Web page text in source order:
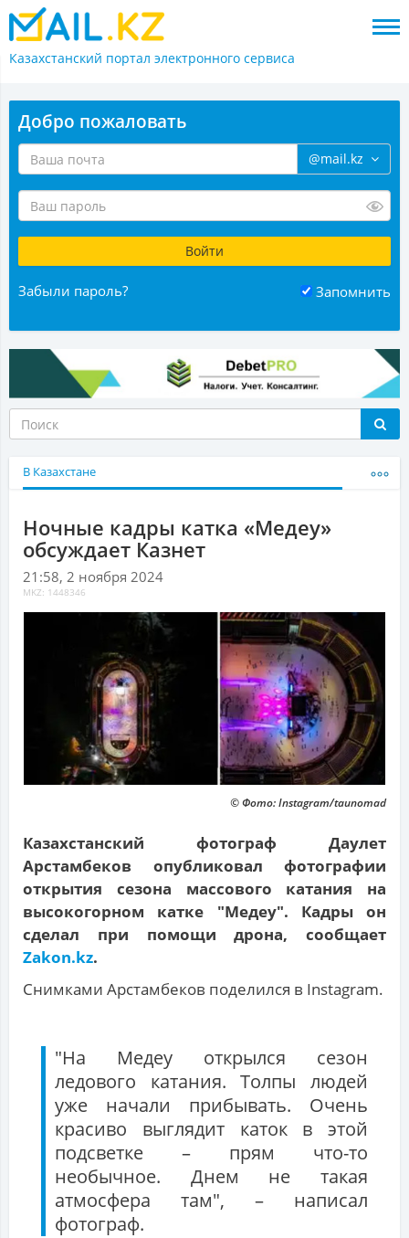
Казахстанский портал электронного сервиса
Добро пожаловать
@mail.kz
Забыли пароль? Запомнить
В Казахстане
Ночные кадры катка «Медеу»
обсуждает Казнет
21:58, 2 ноября 2024
MKZ: 1448346
© Фото: Instagram/taunomad
Казахстанский фотограф Даулет
Арстамбеков опубликовал фотографии
открытия сезона массового катания на
высокогорном катке "Медеу". Кадры он
сделал при помощи дрона, сообщает
Zakon.kz.
Снимками Арстамбеков поделился в Instagram.
"На Медеу открылся сезон
ледового катания. Толпы людей
уже начали прибывать. Очень
красиво выглядит каток в этой
подсветке – прям что-то
необычное. Днем не такая
атмосфера там", – написал
фотограф.